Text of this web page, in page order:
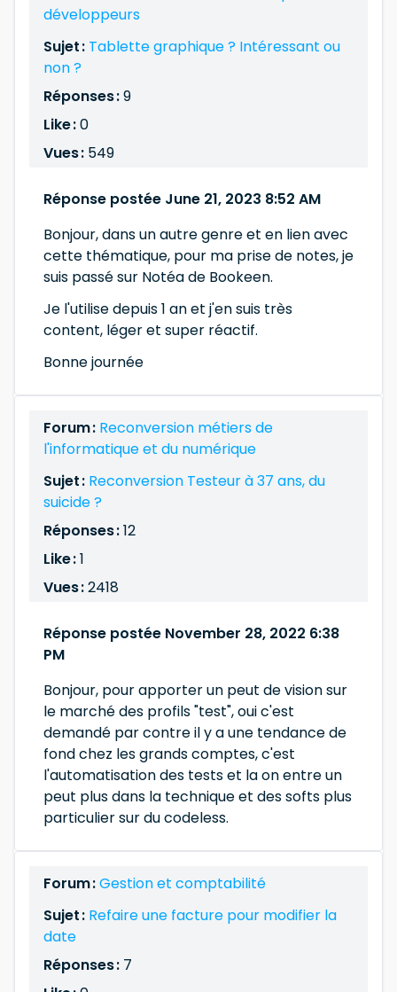
développeurs
Sujet : Tablette graphique ? Intéressant ou
non ?
Réponses :9
Like :0
Vues : 549
Réponse postée June 21, 2023 8:52 AM
Bonjour, dans un autre genre et en lien avec
cette thématique, pour ma prise de notes, je
suis passé sur Notéa de Bookeen.
Je l'utilise depuis 1 an et j'en suis très
content, léger et super réactif.
Bonne journée
Forum : Reconversion métiers de
l'informatique et du numérique
Sujet : Reconversion Testeur à 37 ans, du
suicide ?
Réponses :12
Like :1
Vues :2418
Réponse postée November 28, 2022 6:38
PM
Bonjour, pour apporter un peut de vision sur
le marché des profils "test", oui c'est
demandé par contre il y a une tendance de
fond chez les grands comptes, c'est
l'automatisation des tests et la on entre un
peut plus dans la technique et des softs plus
particulier sur du codeless.
Forum :Gestion et comptabilité
Sujet : Refaire une facture pour modifier la
date
Réponses : 7